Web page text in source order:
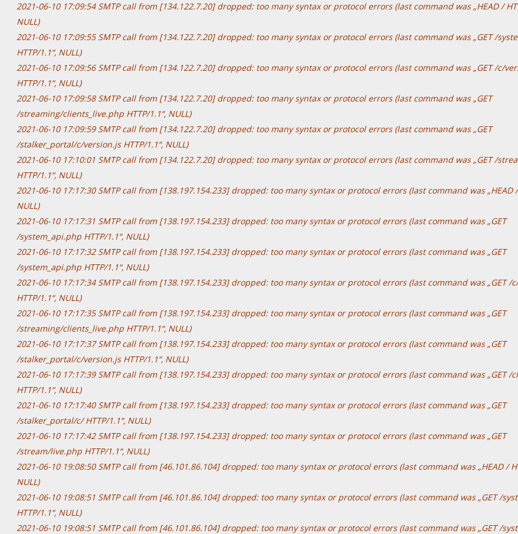
2021-06-10 17:09:54 SMTP call from [134.122.7.20] dropped: too many syntax or protocol errors (last command was „HEAD /
NULL)
2021-06-10 17:09:55 SMTP call from [134.122.7.20] dropped: too many syntax or protocol errors (last command was „GET /
HTTP/1.1“, NULL)
2021-06-10 17:09:56 SMTP call from [134.122.7.20] dropped: too many syntax or protocol errors (last command was „GET /c/
HTTP/1.1“, NULL)
2021-06-10 17:09:58 SMTP call from [134.122.7.20] dropped: too many syntax or protocol errors (last command was „GET
/streaming/clients_live.php HTTP/1.1“, NULL)
2021-06-10 17:09:59 SMTP call from [134.122.7.20] dropped: too many syntax or protocol errors (last command was „GET
/stalker_portal/c/version.js HTTP/1.1“, NULL)
2021-06-10 17:10:01 SMTP call from [134.122.7.20] dropped: too many syntax or protocol errors (last command was „GET /
HTTP/1.1“, NULL)
2021-06-10 17:17:30 SMTP call from [138.197.154.233] dropped: too many syntax or protocol errors (last command was „HEAD /
NULL)
2021-06-10 17:17:31 SMTP call from [138.197.154.233] dropped: too many syntax or protocol errors (last command was „GET
/system_api.php HTTP/1.1“, NULL)
2021-06-10 17:17:32 SMTP call from [138.197.154.233] dropped: too many syntax or protocol errors (last command was „GET
/system_api.php HTTP/1.1“, NULL)
2021-06-10 17:17:34 SMTP call from [138.197.154.233] dropped: too many syntax or protocol errors (last command was „GET /
HTTP/1.1“, NULL)
2021-06-10 17:17:35 SMTP call from [138.197.154.233] dropped: too many syntax or protocol errors (last command was „GET
/streaming/clients_live.php HTTP/1.1“, NULL)
2021-06-10 17:17:37 SMTP call from [138.197.154.233] dropped: too many syntax or protocol errors (last command was „GET
/stalker_portal/c/version.js HTTP/1.1“, NULL)
2021-06-10 17:17:39 SMTP call from [138.197.154.233] dropped: too many syntax or protocol errors (last command was „GET /
HTTP/1.1“, NULL)
2021-06-10 17:17:40 SMTP call from [138.197.154.233] dropped: too many syntax or protocol errors (last command was „GET
/stalker_portal/c/ HTTP/1.1“, NULL)
2021-06-10 17:17:42 SMTP call from [138.197.154.233] dropped: too many syntax or protocol errors (last command was „GET
/stream/live.php HTTP/1.1“, NULL)
2021-06-10 19:08:50 SMTP call from [46.101.86.104] dropped: too many syntax or protocol errors (last command was „HEAD /
NULL)
2021-06-10 19:08:51 SMTP call from [46.101.86.104] dropped: too many syntax or protocol errors (last command was „GET /
HTTP/1.1“, NULL)
2021-06-10 19:08:51 SMTP call from [46.101.86.104] dropped: too many syntax or protocol errors (last command was „GET /